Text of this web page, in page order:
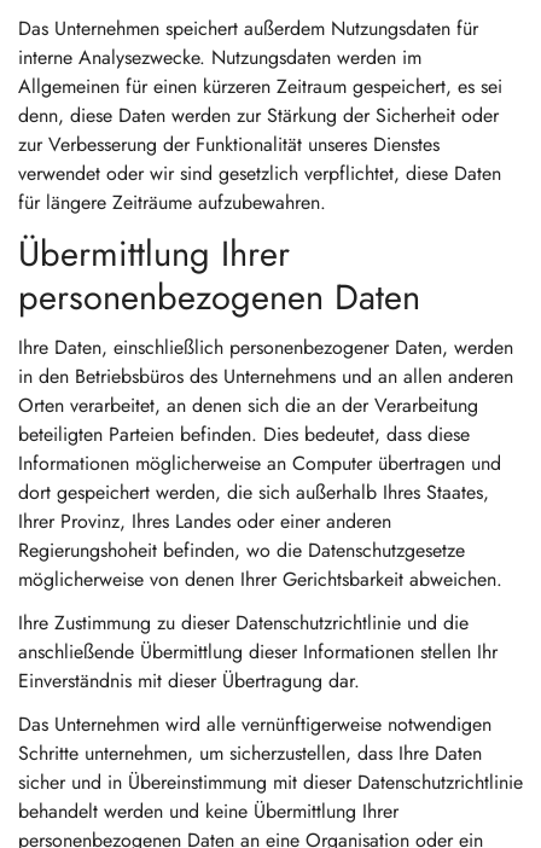
Das Unternehmen speichert außerdem Nutzungsdaten für
interne Analysezwecke. Nutzungsdaten werden im
Allgemeinen für einen kürzeren Zeitraum gespeichert, es sei
denn, diese Daten werden zur Stärkung der Sicherheit oder
zur Verbesserung der Funktionalität unseres Dienstes
verwendet oder wir sind gesetzlich verpflichtet, diese Daten
für längere Zeiträume aufzubewahren.
Übermittlung Ihrer
personenbezogenen Daten
Ihre Daten, einschließlich personenbezogener Daten, werden
in den Betriebsbüros des Unternehmens und an allen anderen
Orten verarbeitet, an denen sich die an der Verarbeitung
beteiligten Parteien befinden. Dies bedeutet, dass diese
Informationen möglicherweise an Computer übertragen und
dort gespeichert werden, die sich außerhalb Ihres Staates,
Ihrer Provinz, Ihres Landes oder einer anderen
Regierungshoheit befinden, wo die Datenschutzgesetze
möglicherweise von denen Ihrer Gerichtsbarkeit abweichen.
Ihre Zustimmung zu dieser Datenschutzrichtlinie und die
anschließende Übermittlung dieser Informationen stellen Ihr
Einverständnis mit dieser Übertragung dar.
Das Unternehmen wird alle vernünftigerweise notwendigen
Schritte unternehmen, um sicherzustellen, dass Ihre Daten
sicher und in Übereinstimmung mit dieser Datenschutzrichtlinie
behandelt werden und keine Übermittlung Ihrer
personenbezogenen Daten an eine Organisation oder ein